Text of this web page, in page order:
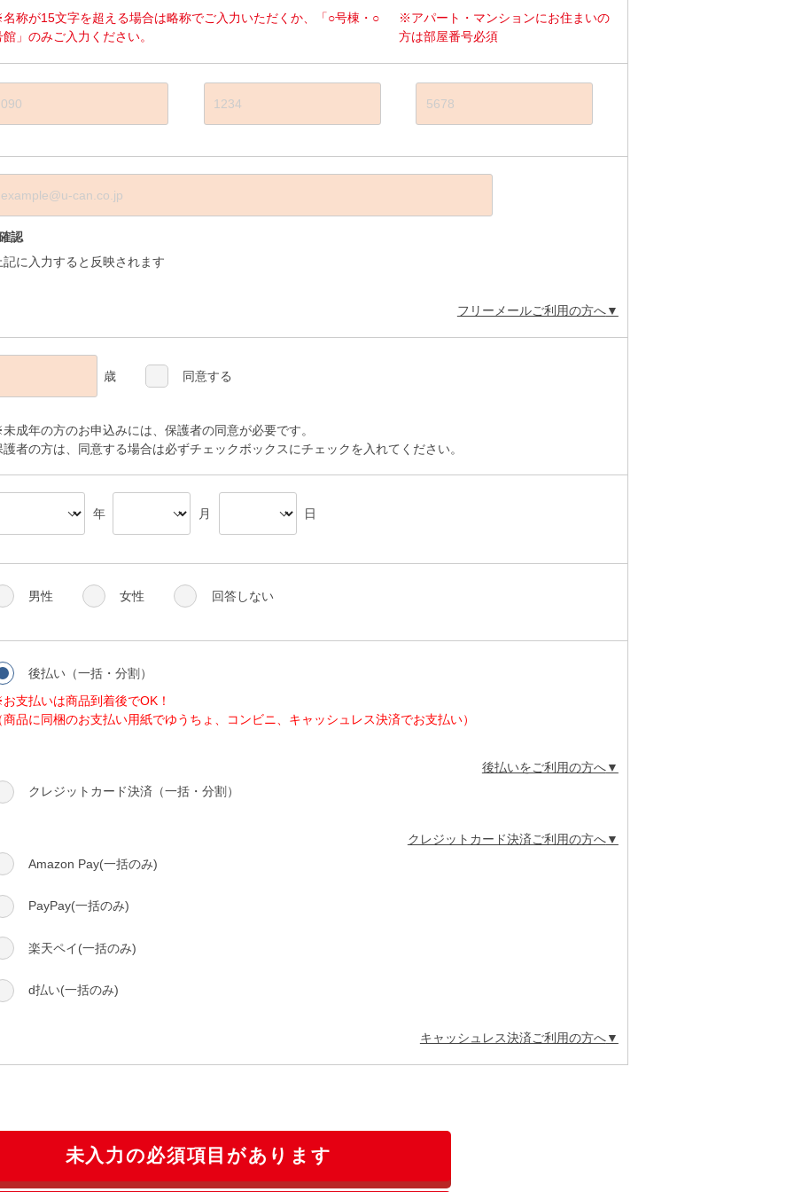
称が15文字を超える場合は略称でご入力いただくか、「○号棟・○
館」のみご入力ください。
※アパート・マンションにお住まいの
方は部屋番号必須
認
記に入力すると反映されます
フリーメールご利用の方へ
歳 同意する
成年の方のお申込みには、保護者の同意が必要です。
護者の方は、同意する場合は必ずチェックボックスにチェックを入れてください。
年 月 日
男性 女性 回答しない
後払い（一括・分割）
支払いは商品到着後でOK！
商品に同梱のお支払い用紙でゆうちょ、コンビニ、キャッシュレス決済でお支払い）
後払いをご利用の方へ
クレジットカード決済（一括・分割）
クレジットカード決済ご利用の方へ
Amazon Pay(一括のみ)
PayPay(一括のみ)
楽天ペイ(一括のみ)
d払い(一括のみ)
キャッシュレス決済ご利用の方へ
未入力の必須項目があります